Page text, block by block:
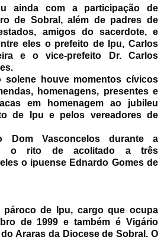
ainda com a participação de
de Sobral, além de padres de
amigos do sacerdote, e
eles o prefeito de Ipu, Carlos
e o vice-prefeito Dr. Carlos
solene houve momentos cívicos
homenagens, presentes e
em homenagem ao jubileu
de Ipu e pelos vereadores de
Dom Vasconcelos durante a
o rito de acolitado a três
o ipuense Ednardo Gomes de
pároco de Ipu, cargo que ocupa
de 1999 e também é Vigário
Araras da Diocese de Sobral. O